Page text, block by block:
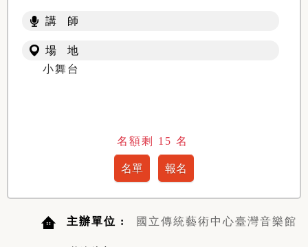
講 師
場 地
小舞台
名額剩 15 名
主辦單位 : 國立傳統藝術中心臺灣音樂館